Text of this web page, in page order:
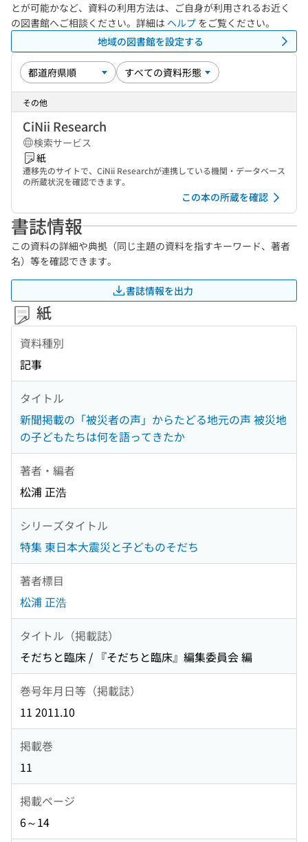
とが可能かなど、資料の利用方法は、ご自身が利用されるお近く
の図書館へご相談ください。詳細は ヘルプ をご覧ください。
地域の図書館を設定する
その他
CiNii Research
検索サービス
紙
遷移先のサイトで、CiNii Researchが連携している機関・データベース
の所蔵状況を確認できます。
この本の所蔵を確認
書誌情報
この資料の詳細や典拠（同じ主題の資料を指すキーワード、著者
名）等を確認できます。
書誌情報を出力
紙
資料種別
記事
タイトル
新聞掲載の「被災者の声」からたどる地元の声 被災地
の子どもたちは何を語ってきたか
著者・編者
松浦 正浩
シリーズタイトル
特集 東日本大震災と子どものそだち
著者標目
松浦 正浩
タイトル（掲載誌）
そだちと臨床 / 『そだちと臨床』編集委員会 編
巻号年月日等（掲載誌）
11 2011.10
掲載巻
11
掲載ページ
6～14